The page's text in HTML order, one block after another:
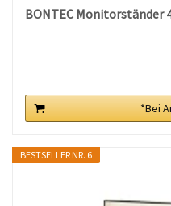
BONTEC Monitorständer
*Bei
BESTSELLER NR. 6